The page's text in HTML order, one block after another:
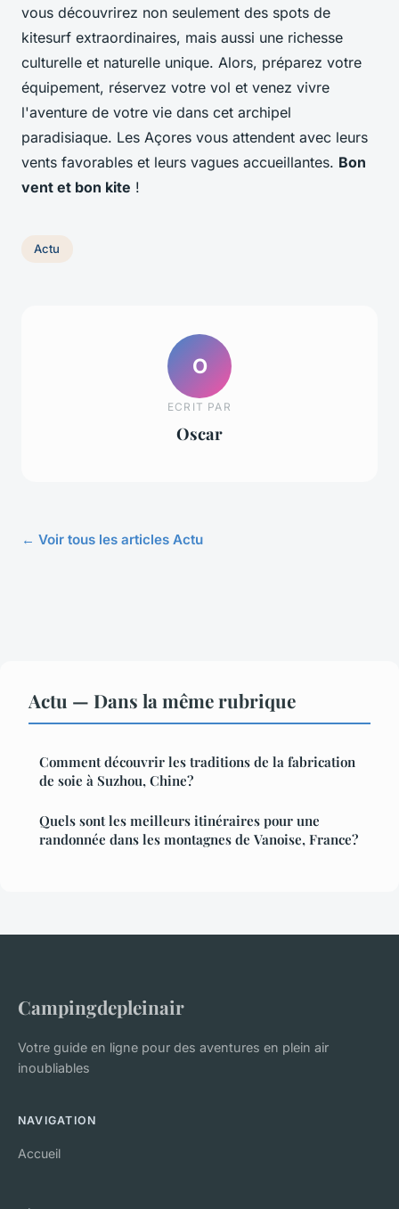
vous découvrirez non seulement des spots de
kitesurf extraordinaires, mais aussi une richesse
culturelle et naturelle unique. Alors, préparez votre
équipement, réservez votre vol et venez vivre
l'aventure de votre vie dans cet archipel
paradisiaque. Les Açores vous attendent avec leurs
vents favorables et leurs vagues accueillantes. Bon
vent et bon kite !
Actu
O
ECRIT PAR
Oscar
← Voir tous les articles Actu
Actu — Dans la même rubrique
Comment découvrir les traditions de la fabrication
de soie à Suzhou, Chine?
Quels sont les meilleurs itinéraires pour une
randonnée dans les montagnes de Vanoise, France?
Campingdepleinair
Votre guide en ligne pour des aventures en plein air
inoubliables
NAVIGATION
Accueil